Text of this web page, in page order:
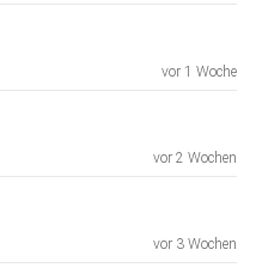
vor 1 Woche
vor 2 Wochen
vor 3 Wochen